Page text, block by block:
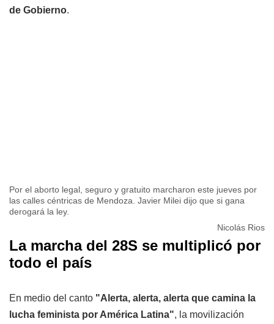
de Gobierno.
Por el aborto legal, seguro y gratuito marcharon este jueves por
las calles céntricas de Mendoza. Javier Milei dijo que si gana
derogará la ley.
Nicolás Rios
La marcha del 28S se multiplicó por
todo el país
En medio del canto "Alerta, alerta, alerta que camina la
lucha feminista por América Latina", la movilización